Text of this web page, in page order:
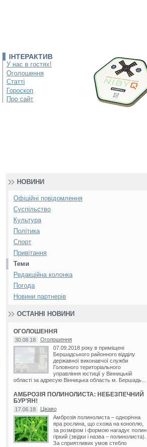
ІНТЕРАКТИВ
У нас в гостях!
Оголошення
Статті
Гороскоп
Про сайт
НОВИНИ
Офіційні повідомлення
Суспільство
Культура
Політика
Спорт
Привітання
Теми
Редакційна колонка
Погода
Новини партнерів
ОСТАННІ НОВИНИ
ОГОЛОШЕННЯ
30.08.18
Оголошення
07.09.2018 року в приміщені
Бершадського районного відділу
державної виконавчої служби
Головного територіального
управління юстиції у Вінницькій
області за адресую Вінницька область м. Бершадь...
АМБРОЗІЯ ПОЛИНОЛИСТА: НЕБЕЗПЕЧНИЙ
БУР’ЯН!
17.06.18
Цікаво
Амброзія полинолиста – однорічна
яра рослина, що схожа на коноплю,
за розміром і формою нагадує полин
гіркий (звідки і назва – полинолиста).
За сприятливих умов стебло